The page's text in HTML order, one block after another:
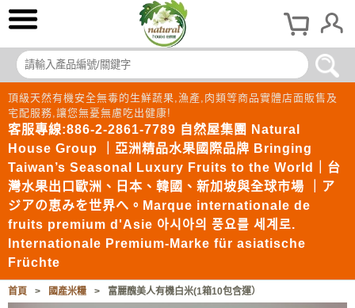
頂級天然有機安全無毒的生鮮蔬果,漁產,肉類等商品實體店面販售及
宅配服務,讓您無憂無慮吃出健康!
客服專線:886-2-2861-7789 自然屋集團 Natural
House Group ｜亞洲精品水果國際品牌 Bringing
Taiwan’s Seasonal Luxury Fruits to the World｜台
灣水果出口歐洲、日本、韓國、新加坡與全球市場 ｜ア
ジアの恵みを世界へ。Marque internationale de
fruits premium d'Asie 아시아의 풍요를 세계로.
Internationale Premium-Marke für asiatische
Früchte
首頁 > 國產米糧 > 富麗醜美人有機白米(1箱10包含運）